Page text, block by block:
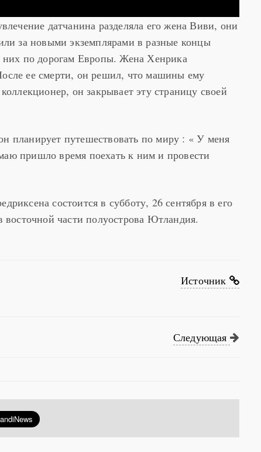
датчанина разделяла его жена Виви, они
за новыми экземплярами в разные концы
них по дорогам Европы. Жена Хенрика
ее смерти, он решил, что машины ему
он закрывает эту страницу своей
планирует путешествовать по миру : « У меня
пришло время поехать к ним и провести
состоится в субботу, 26 сентября в его
части полуострова Ютландия.
Источник
Следующая